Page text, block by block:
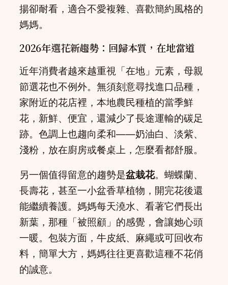
揚卻耐看，適合不愛複雜、喜歡簡約風格的
媽媽。
2026年選花新趨勢：回歸本質，在地當道
近年消費者越來越重視「在地」元素，母親
節選花也不例外。無須刻意尋找進口品種，
家附近的花店裡，本地農民種植的當季鮮
花，新鮮、便宜，還減少了長途運輸的碳足
跡。色調上也趨向柔和——奶油白、淡紫、
淺粉，放在廚房或餐桌上，怎麼看都舒服。
另一個值得留意的趨勢是盆栽花。蝴蝶蘭、
長壽花，甚至一小盆香草植物，開完花後還
能繼續養護。媽媽每天澆水、看著它們長出
新葉，那種「被照顧」的感覺，會讓她心頭
一暖。包裝方面，牛皮紙、麻繩或可回收布
料，簡單大方，媽媽往往更喜歡這種不花俏
的誠意。